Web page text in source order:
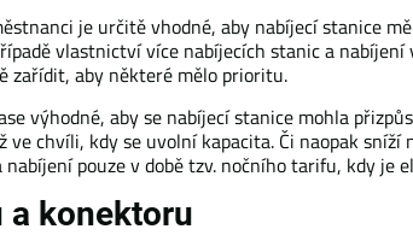
je určitě vhodné, aby nabíjecí stanice
vlastnictví více nabíjecích stanic a
zařídit, aby některé mělo prioritu.
výhodné, aby se nabíjecí stanice mohla
ve chvíli, kdy se uvolní kapacita. Či naopak
nabíjení pouze v době tzv. nočního tarifu, kdy je
a konektoru